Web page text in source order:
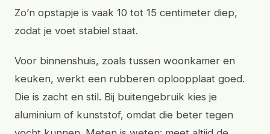
Zo’n opstapje is vaak 10 tot 15 centimeter diep,
zodat je voet stabiel staat.
Voor binnenshuis, zoals tussen woonkamer en
keuken, werkt een rubberen oploopplaat goed.
Die is zacht en stil. Bij buitengebruik kies je
aluminium of kunststof, omdat die beter tegen